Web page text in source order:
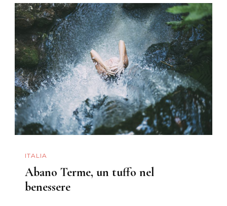
ITALIA
Abano Terme, un tuffo nel
benessere